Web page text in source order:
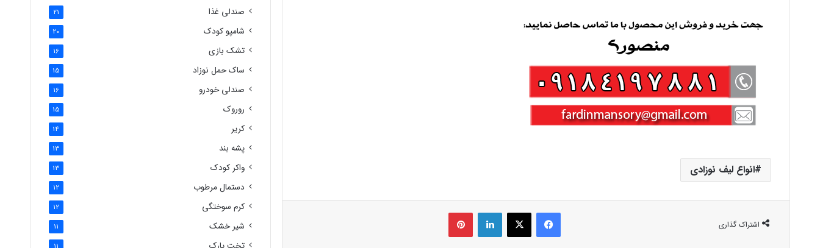
انواع لیف نوزادی
اشتراک گذاری
فیس بوک X لینکدین ‫پین‌ترست
صندلی غذا 21
شامپو کودک 20
تشک بازی 16
ساک حمل نوزاد 15
صندلی خودرو 16
روروک 15
کریر 14
پشه بند 13
واکر کودک 13
دستمال مرطوب 12
کرم سوختگی 12
شیر خشک 11